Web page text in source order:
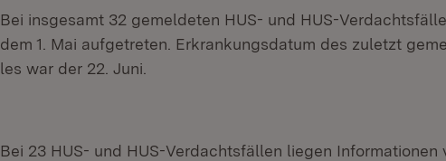
Bei insgesamt 32 gemeldeten HUS- und HUS-
dem 1. Mai aufgetreten. Erkrankungsdatum des zuletzt
les war der 22. Juni.
Bei 23 HUS- und HUS-Verdachtsfällen liegen